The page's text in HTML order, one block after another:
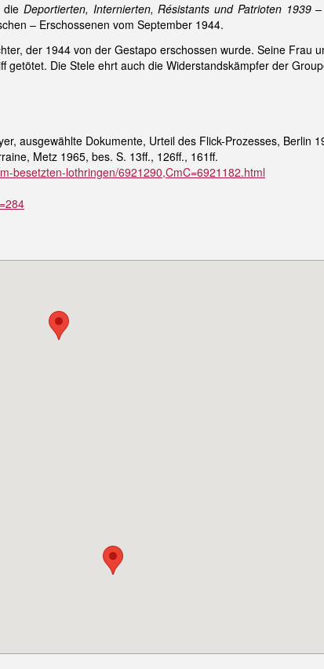
die Deportierten, Internierten, Résistants und Patrioten 1939
– Erschossenen vom September 1944.
der 1944 von der Gestapo erschossen wurde. Seine Frau
Die Stele ehrt auch die Widerstandskämpfer der
ausgewählte Dokumente, Urteil des Flick-Prozesses, Berlin
Metz 1965, bes. S. 13ff., 126ff., 161ff.
besetzten-lothringen/6921290,CmC=6921182.html